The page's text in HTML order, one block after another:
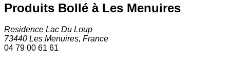
Produits Bollé à Les Menuires
Residence Lac Du Loup
73440 Les Menuires, France
04 79 00 61 61